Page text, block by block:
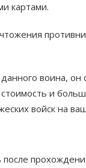
картами.
воина, он
и
войск на